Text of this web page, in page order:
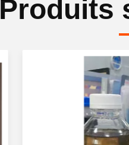
Produits